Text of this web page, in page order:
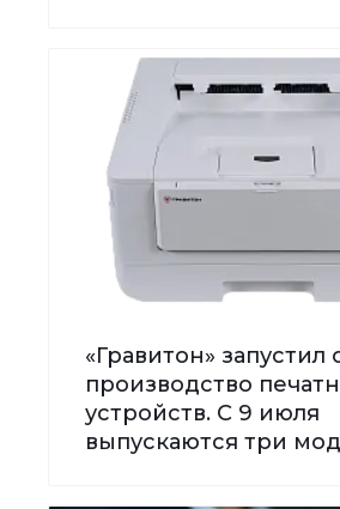
«Гравитон»
производство
устройств. С 9 июля
выпускаются три